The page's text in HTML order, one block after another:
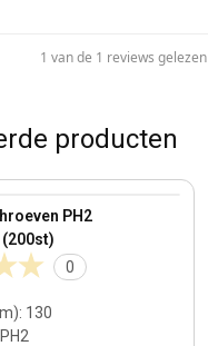
1 van de 1 reviews gelezen
producten
PH2
0
: 130
PH2